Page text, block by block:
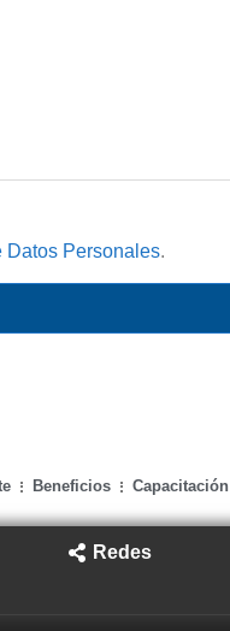
Datos Personales.
Beneficios Capacitación
Redes